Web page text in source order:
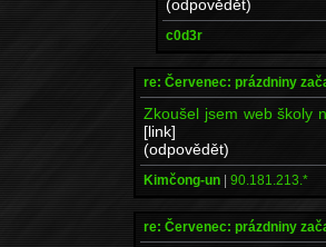
(odpovědět)
c0d3r
re: Červenec: prázdniny
Zkoušel jsem web školy
[link]
(odpovědět)
Kimčong-un | 90.181.213.*
re: Červenec: prázdniny